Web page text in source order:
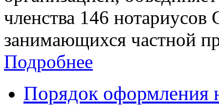
членства 146 нотариусов
занимающихся частной
Подробнее
Порядок оформления